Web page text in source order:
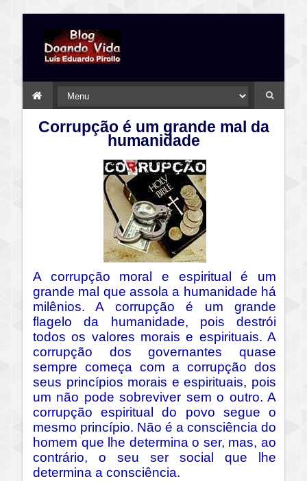
Corrupção é um grande mal da
humanidade
A corrupção moral e espiritual é um
grande mal que assola a humanidade há
milênios. A corrupção é um grande
flagelo da humanidade, pois destrói
todos os valores morais e espirituais. A
corrupção dos governantes quase
sempre começa com a corrupção dos
seus princípios morais e espirituais, pois
um não pode sobreviver sem o outro. A
corrupção espiritual do povo segue o
mesmo princípio. Não é a consciência do
homem que lhe determina o ser, mas, ao
contrário, o seu ser social que lhe
determina a consciência.